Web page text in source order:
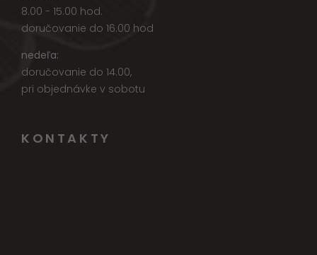
8.00 - 15.00 hod.
doručovanie do 16.00 hod
nedeľa:
doručovanie do 14.00,
pri objednávke v sobotu
KONTAKTY